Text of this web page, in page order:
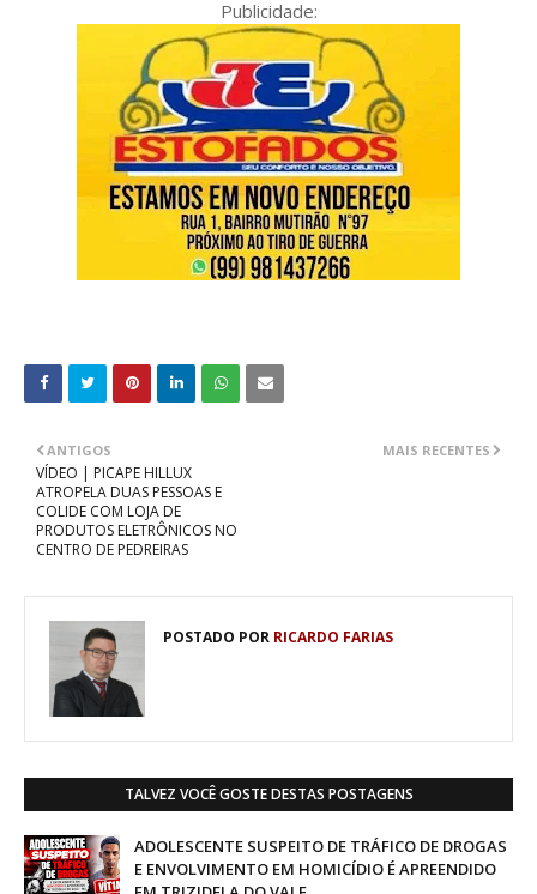
Publicidade:
MAIS RECENTES
ANTIGOS
VÍDEO | PICAPE HILLUX
ATROPELA DUAS PESSOAS E
COLIDE COM LOJA DE
PRODUTOS ELETRÔNICOS NO
CENTRO DE PEDREIRAS
POSTADO POR RICARDO FARIAS
TALVEZ VOCÊ GOSTE DESTAS POSTAGENS
ADOLESCENTE SUSPEITO DE TRÁFICO DE DROGAS
E ENVOLVIMENTO EM HOMICÍDIO É APREENDIDO